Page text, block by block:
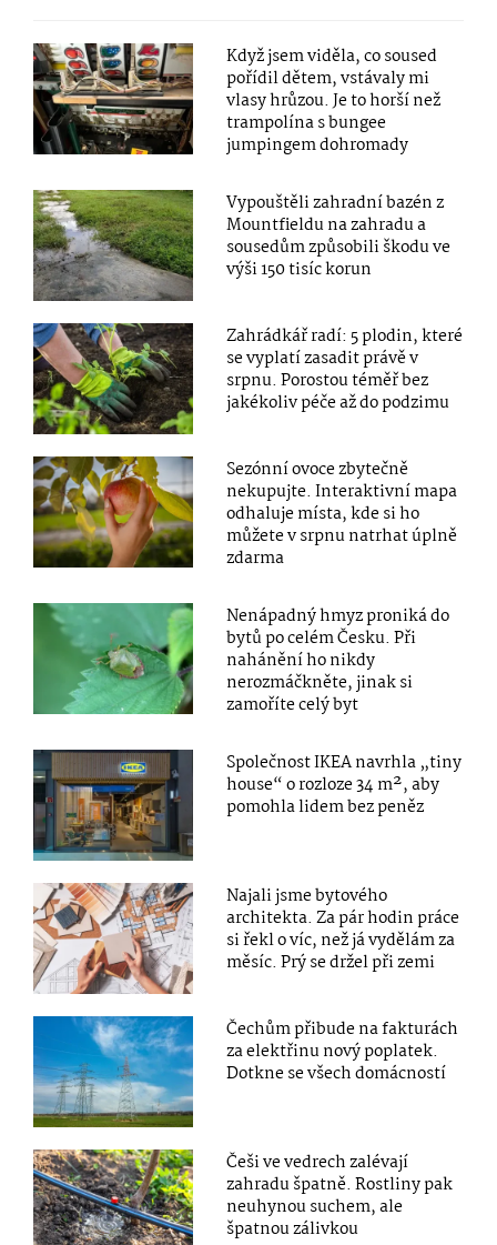
Když jsem viděla, co soused
pořídil dětem, vstávaly mi
vlasy hrůzou. Je to horší než
trampolína s bungee
jumpingem dohromady
Vypouštěli zahradní bazén z
Mountfieldu na zahradu a
sousedům způsobili škodu ve
výši 150 tisíc korun
Zahrádkář radí: 5 plodin, které
se vyplatí zasadit právě v
srpnu. Porostou téměř bez
jakékoliv péče až do podzimu
Sezónní ovoce zbytečně
nekupujte. Interaktivní mapa
odhaluje místa, kde si ho
můžete v srpnu natrhat úplně
zdarma
Nenápadný hmyz proniká do
bytů po celém Česku. Při
nahánění ho nikdy
nerozmáčkněte, jinak si
zamoříte celý byt
Společnost IKEA navrhla „tiny
house“ o rozloze 34 m², aby
pomohla lidem bez peněz
Najali jsme bytového
architekta. Za pár hodin práce
si řekl o víc, než já vydělám za
měsíc. Prý se držel při zemi
Čechům přibude na fakturách
za elektřinu nový poplatek.
Dotkne se všech domácností
Češi ve vedrech zalévají
zahradu špatně. Rostliny pak
neuhynou suchem, ale
špatnou zálivkou